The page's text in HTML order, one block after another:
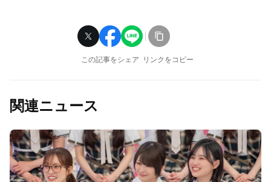
この記事をシェア リンクをコピー
関連ニュース